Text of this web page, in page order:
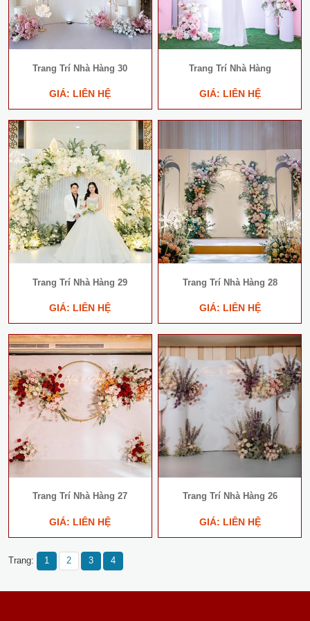
Trang Trí Nhà Hàng 30
GIÁ: LIÊN HỆ
Trang Trí Nhà Hàng
GIÁ: LIÊN HỆ
Trang Trí Nhà Hàng 29
GIÁ: LIÊN HỆ
Trang Trí Nhà Hàng 28
GIÁ: LIÊN HỆ
Trang Trí Nhà Hàng 27
GIÁ: LIÊN HỆ
Trang Trí Nhà Hàng 26
GIÁ: LIÊN HỆ
Trang: 1 2 3 4